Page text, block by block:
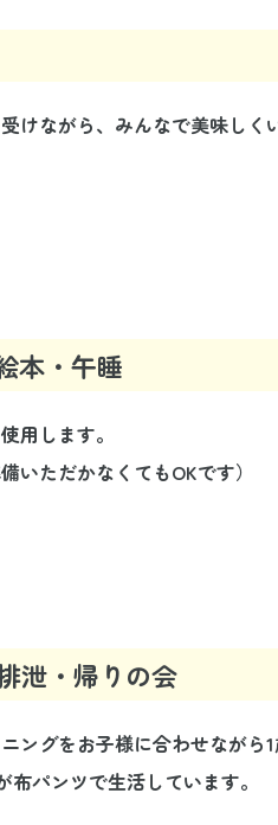
けながら、みんなで美味しく
本・午睡
用します。
いただかなくてもOKです）
泄・帰りの会
ングをお子様に合わせながら
パンツで生活しています。